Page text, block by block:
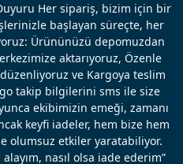
Her sipariş, bizim için bir
başlayan süreçte, her
Ürününüzü depomuzdan
aktarıyoruz, Özenle
ve Kargoya teslim
takip bilgilerini sms ile size
ekibimizin emeği, zamanı
keyfi iadeler, hem bize hem
olumsuz etkiler yaratabiliyor.
nasıl olsa iade ederim”